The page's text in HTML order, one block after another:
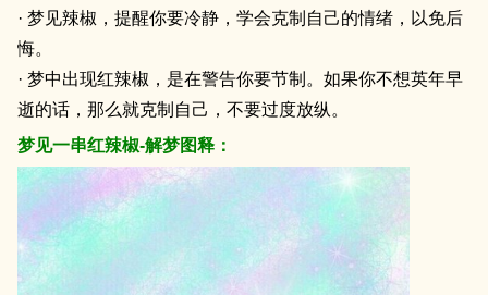
· 梦见辣椒，提醒你要冷静，学会克制自己的情绪，以免后
悔。
· 梦中出现红辣椒，是在警告你要节制。如果你不想英年早
逝的话，那么就克制自己，不要过度放纵。
梦见一串红辣椒-解梦图释：